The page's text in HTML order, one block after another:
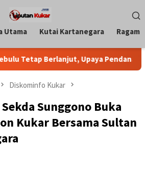
Utama Kutai Kartanegara Ragam
Upaya Pendanaan Pusat
Diskominfo Kukar
Sunggono Buka
Kukar Bersama Sultan